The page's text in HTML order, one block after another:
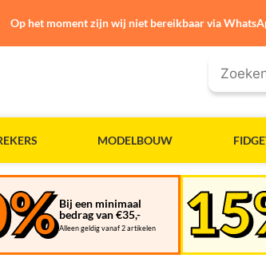
MODELBOUW
Bij een minimaal
bedrag van €35,-
Alleen geldig vanaf 2 artikelen
Op het moment zijn wij niet bereikbaar via